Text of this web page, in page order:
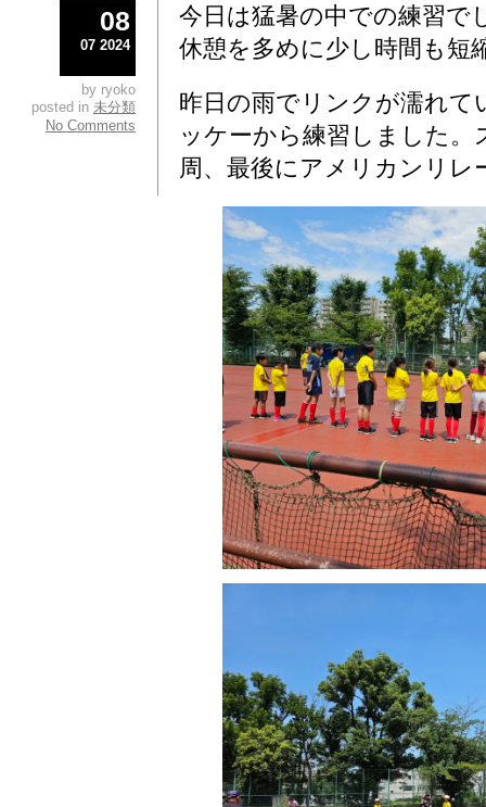
今日は猛暑の中での練習で
休憩を多めに少し時間も短
昨日の雨でリンクが濡れて
ッケーから練習しました。
周、最後にアメリカンリレ
08
07 2024
by ryoko
posted in 未分類
No Comments